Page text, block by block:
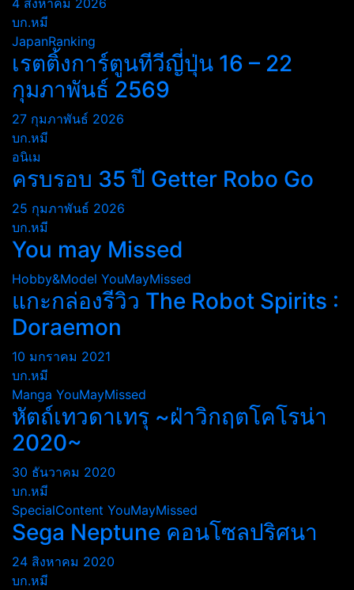
4 สิงหาคม 2026
บก.หมี
JapanRanking
เรตติ้งการ์ตูนทีวีญี่ปุ่น 16 – 22
กุมภาพันธ์ 2569
27 กุมภาพันธ์ 2026
บก.หมี
อนิเม
ครบรอบ 35 ปี Getter Robo Go
25 กุมภาพันธ์ 2026
บก.หมี
You may Missed
Hobby&Model YouMayMissed
แกะกล่องรีวิว The Robot Spirits :
Doraemon
10 มกราคม 2021
บก.หมี
Manga YouMayMissed
หัตถ์เทวดาเทรุ ~ฝ่าวิกฤตโคโรน่า
2020~
30 ธันวาคม 2020
บก.หมี
SpecialContent YouMayMissed
Sega Neptune คอนโซลปริศนา
24 สิงหาคม 2020
บก.หมี